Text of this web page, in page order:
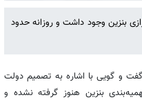
بنزین وجود داشت و روزانه حدود
و گویی با اشاره به تصمیم دولت
بنزین هنوز گرفته نشده و